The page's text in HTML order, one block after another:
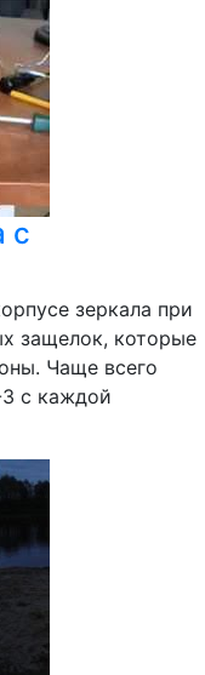
с
зеркала при
защелок, которые
Чаще всего
с каждой